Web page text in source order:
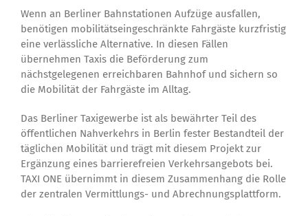
Wenn an Berliner Bahnstationen Aufzüge ausfallen,
benötigen mobilitätseingeschränkte Fahrgäste kurzfristig
eine verlässliche Alternative. In diesen Fällen
übernehmen Taxis die Beförderung zum
nächstgelegenen erreichbaren Bahnhof und sichern so
die Mobilität der Fahrgäste im Alltag.
Das Berliner Taxigewerbe ist als bewährter Teil des
öffentlichen Nahverkehrs in Berlin fester Bestandteil der
täglichen Mobilität und trägt mit diesem Projekt zur
Ergänzung eines barrierefreien Verkehrsangebots bei.
TAXI ONE übernimmt in diesem Zusammenhang die Rolle
der zentralen Vermittlungs- und Abrechnungsplattform.